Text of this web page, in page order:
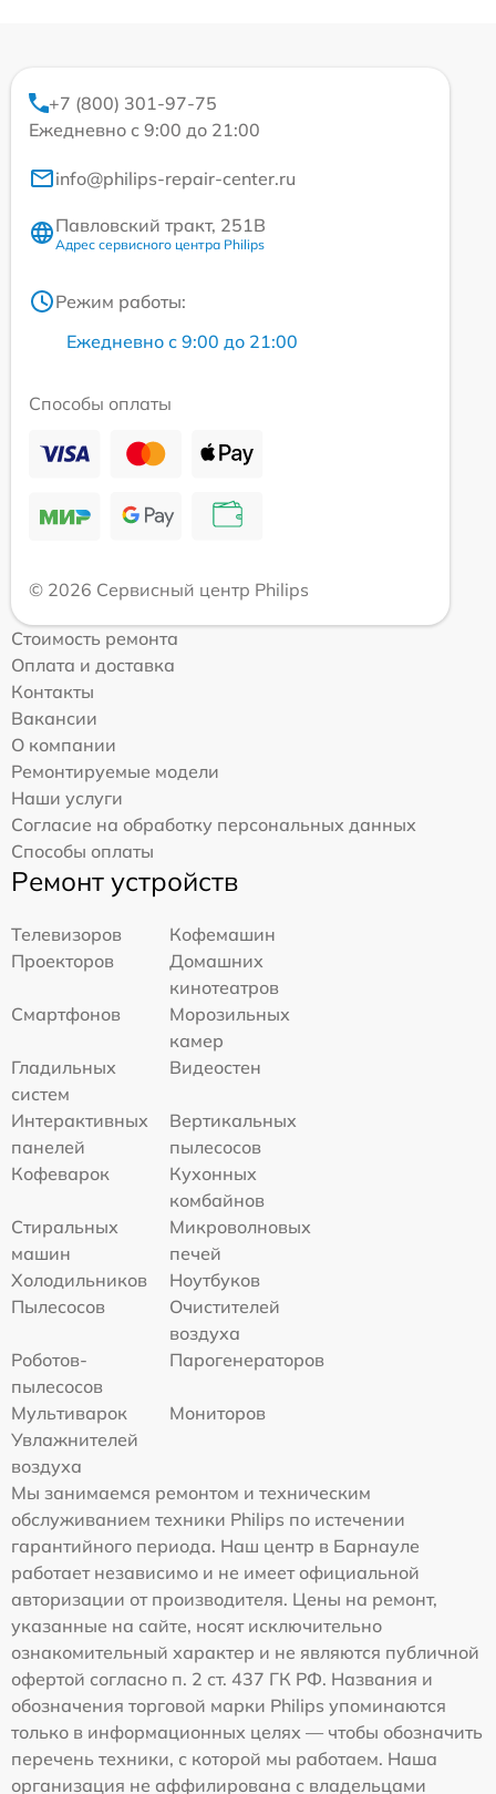
+7 (800) 301-97-75
Ежедневно с 9:00 до 21:00
info@philips-repair-center.ru
Павловский тракт, 251В
Адрес сервисного центра Philips
Режим работы:
Ежедневно с 9:00 до 21:00
Способы оплаты
© 2026 Сервисный центр Philips
Стоимость ремонта
Оплата и доставка
Контакты
Вакансии
О компании
Ремонтируемые модели
Наши услуги
Согласие на обработку персональных данных
Способы оплаты
Ремонт устройств
Телевизоров
Кофемашин
Проекторов
Домашних
кинотеатров
Смартфонов
Морозильных
камер
Гладильных
систем
Видеостен
Интерактивных
панелей
Вертикальных
пылесосов
Кофеварок
Кухонных
комбайнов
Стиральных
машин
Микроволновых
печей
Холодильников
Ноутбуков
Пылесосов
Очистителей
воздуха
Роботов-
пылесосов
Парогенераторов
Мультиварок
Мониторов
Увлажнителей
воздуха
Мы занимаемся ремонтом и техническим
обслуживанием техники Philips по истечении
гарантийного периода. Наш центр в Барнауле
работает независимо и не имеет официальной
авторизации от производителя. Цены на ремонт,
указанные на сайте, носят исключительно
ознакомительный характер и не являются публичной
офертой согласно п. 2 ст. 437 ГК РФ. Названия и
обозначения торговой марки Philips упоминаются
только в информационных целях — чтобы обозначить
перечень техники, с которой мы работаем. Наша
организация не аффилирована с владельцами